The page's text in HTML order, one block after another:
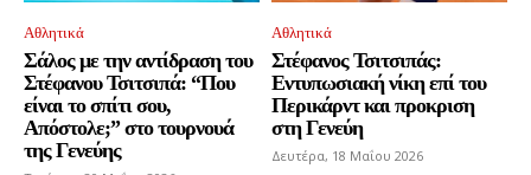
Αθλητικά
Σάλος με την αντίδραση του
Στέφανου Τσιτσιπά: “Που
είναι το σπίτι σου,
Απόστολε;” στο τουρνουά
της Γενεύης
Αθλητικά
Στέφανος Τσιτσιπάς:
Εντυπωσιακή νίκη επί του
Περικάρντ και προκριση
στη Γενεύη
Δευτέρα, 18 Μαΐου 2026